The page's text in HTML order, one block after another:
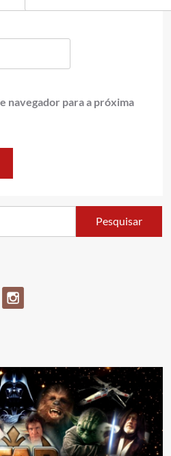
navegador para a próxima